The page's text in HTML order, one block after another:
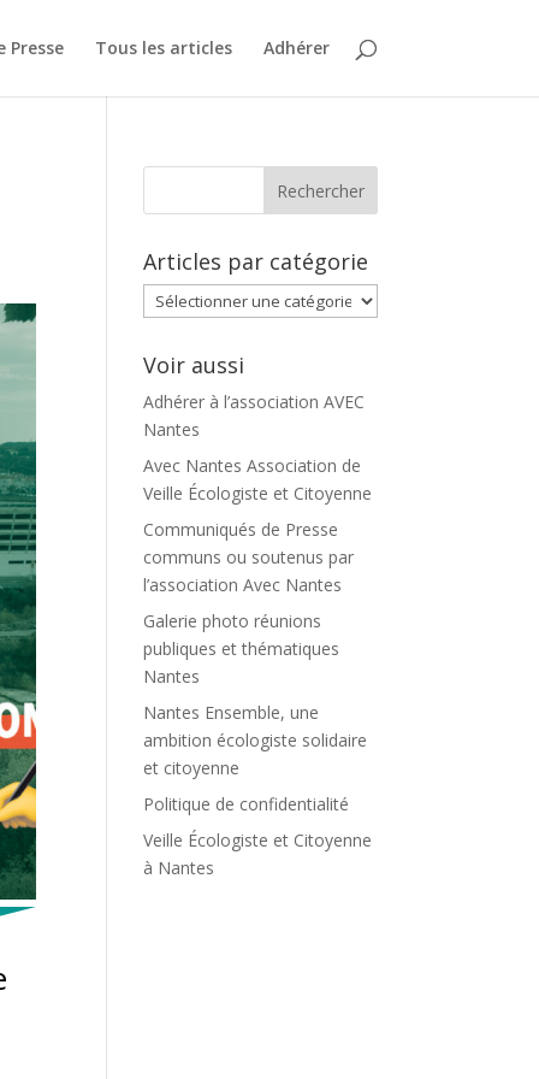
Presse Tous les articles Adhérer
Articles par catégorie
Articles
par
catégorie
Voir aussi
Adhérer à l’association AVEC
Nantes
Avec Nantes Association de
Veille Écologiste et Citoyenne
Communiqués de Presse
communs ou soutenus par
l’association Avec Nantes
Galerie photo réunions
publiques et thématiques
Nantes
Nantes Ensemble, une
ambition écologiste solidaire
et citoyenne
Politique de confidentialité
Veille Écologiste et Citoyenne
à Nantes